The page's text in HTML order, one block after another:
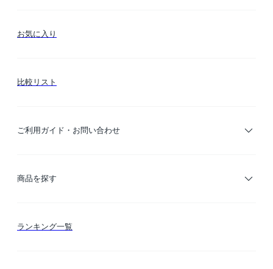
お気に入り
比較リスト
ご利用ガイド・お問い合わせ
ご利用ガイド
商品を探す
カテゴリー検索
ランキング一覧